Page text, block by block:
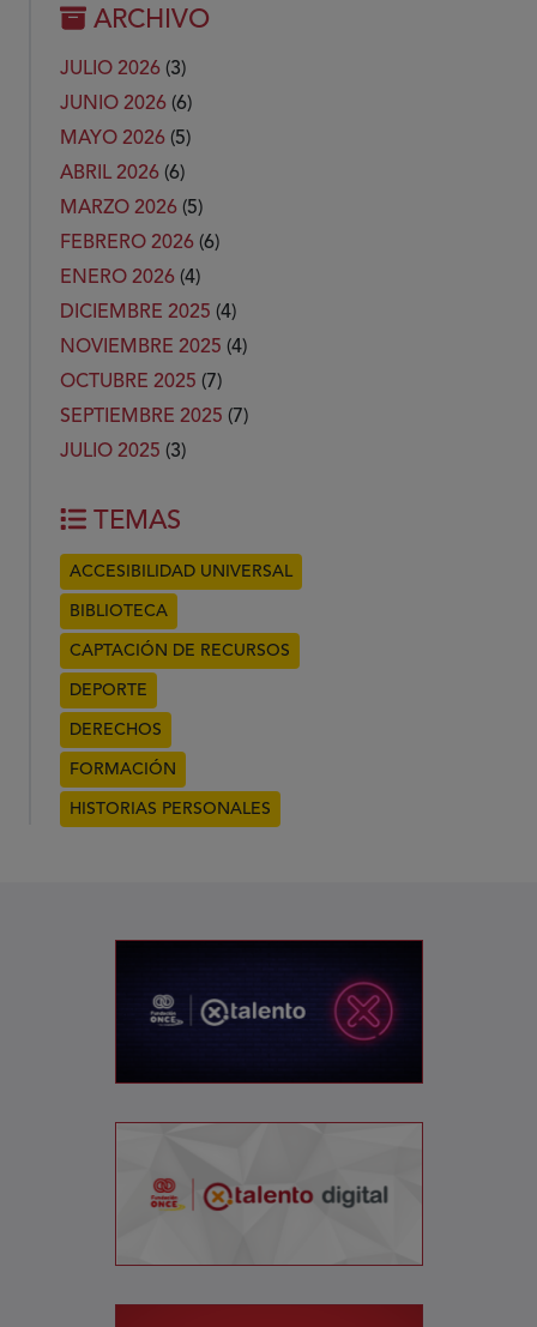
ARCHIVO
JULIO 2026 (3)
JUNIO 2026 (6)
MAYO 2026 (5)
ABRIL 2026 (6)
MARZO 2026 (5)
FEBRERO 2026 (6)
ENERO 2026 (4)
DICIEMBRE 2025 (4)
NOVIEMBRE 2025 (4)
OCTUBRE 2025 (7)
SEPTIEMBRE 2025 (7)
JULIO 2025 (3)
TEMAS
ACCESIBILIDAD UNIVERSAL
BIBLIOTECA
CAPTACIÓN DE RECURSOS
DEPORTE
DERECHOS
FORMACIÓN
HISTORIAS PERSONALES